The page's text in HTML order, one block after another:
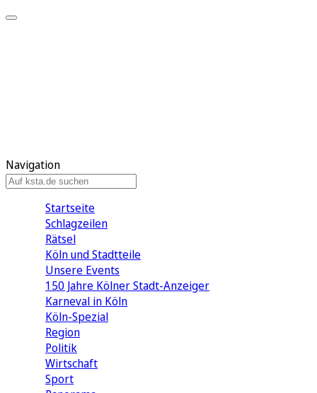
Navigation
Startseite
Schlagzeilen
Rätsel
Köln und Stadtteile
Unsere Events
150 Jahre Kölner Stadt-Anzeiger
Karneval in Köln
Köln-Spezial
Region
Politik
Wirtschaft
Sport